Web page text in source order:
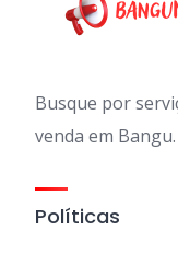
Busque por
venda em Bangu.
Políticas